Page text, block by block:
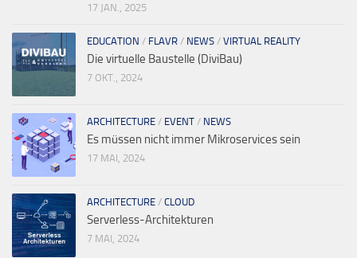
17 JAN., 2025
EDUCATION / FLAVR / NEWS / VIRTUAL REALITY
Die virtuelle Baustelle (DiviBau)
7 OKT., 2024
ARCHITECTURE / EVENT / NEWS
Es müssen nicht immer Mikroservices sein
17 MAI, 2024
ARCHITECTURE / CLOUD
Serverless-Architekturen
7 MAI, 2024